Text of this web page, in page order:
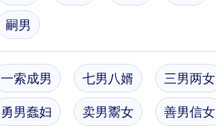
嗣男
一索成男 七男八婿 三男两女
勇男蠢妇 卖男鬻女 善男信女